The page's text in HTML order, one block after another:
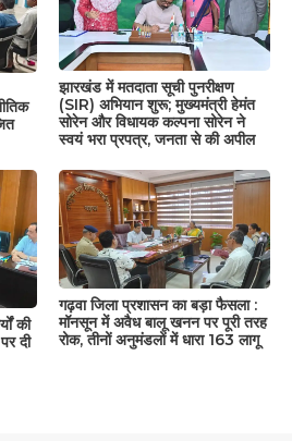
झारखंड में मतदाता सूची पुनरीक्षण
(SIR) अभियान शुरू; मुख्यमंत्री हेमंत
सोरेन और विधायक कल्पना सोरेन ने
स्वयं भरा प्रपत्र, जनता से की अपील
की
दी
गढ़वा जिला प्रशासन का बड़ा फैसला :
मॉनसून में अवैध बालू खनन पर पूरी तरह
रोक, तीनों अनुमंडलों में धारा 163 लागू